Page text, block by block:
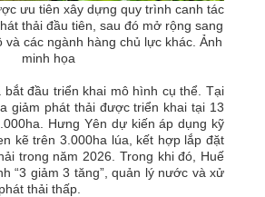
ưu tiên xây dựng quy trình canh tác
thải đầu tiên, sau đó mở rộng sang
và các ngành hàng chủ lực khác. Ảnh
minh họa
đầu triển khai mô hình cụ thể. Tại
giảm phát thải được triển khai tại 13
Hưng Yên dự kiến áp dụng kỹ
kẽ trên 3.000ha lúa, kết hợp lắp đặt
trong năm 2026. Trong khi đó, Huế
“3 giảm 3 tăng”, quản lý nước và xử
thải thấp.